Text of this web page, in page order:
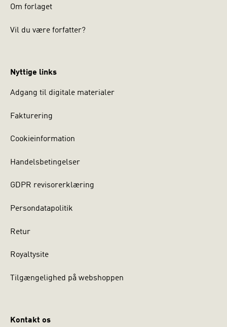
Om forlaget
Vil du være forfatter?
Nyttige links
Adgang til digitale materialer
Fakturering
Cookieinformation
Handelsbetingelser
GDPR revisorerklæring
Persondatapolitik
Retur
Royaltysite
Tilgængelighed på webshoppen
Kontakt os